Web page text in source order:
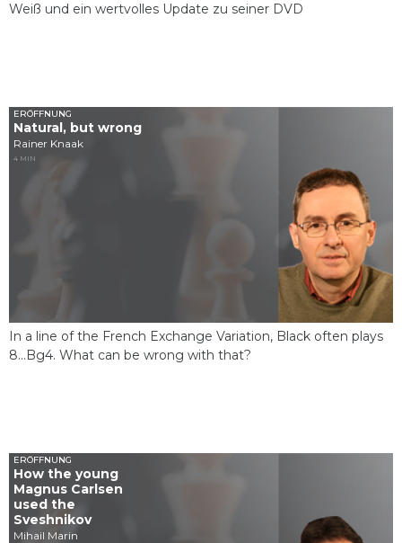
Weiß und ein wertvolles Update zu seiner DVD
ERÖFFNUNG
Natural, but wrong
Rainer Knaak
4 MIN
In a line of the French Exchange Variation, Black often plays
8...Bg4. What can be wrong with that?
ERÖFFNUNG
How the young
Magnus Carlsen
used the
Sveshnikov
Mihail Marin